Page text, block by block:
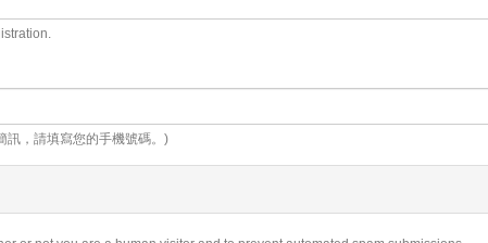
訊，請填寫您的手機號碼。)